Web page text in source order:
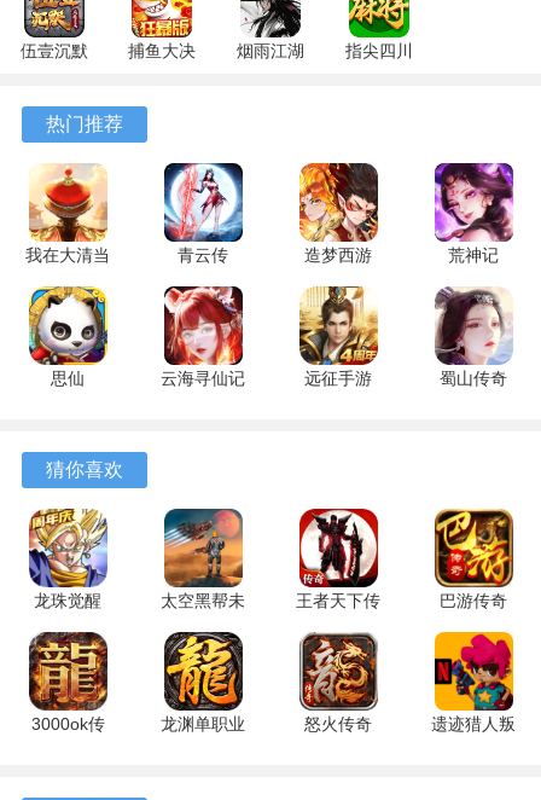
要随时升级鹿水平
有趣，Boss繁多，每一个建筑或生物都能感觉出策划的用心
游戏优势
1、通过你的力量来引导球体的方向改变，能够让球沿着你的
方向来移动
2、很多的随机的敌人等你来挑战，随着时间的进度慢慢提升
数量
3、画面采用3D画质，算不上多精细，穿模也不可避免，但
游戏评测
1、闯关玩法，供你探究宽广的世界;长颈鹿经过的每个画面
都是十分搞笑的
2、题材很新颖，玩了就容易上头，下着玩下一盘，毕竟地图
很大城市那么多设备等着我去探索
3、游戏更有规则有挑战性，因为会有不同等级的对手追捕
你，击败对手的难度系数不小，也是一款很考验玩家技术的
伍壹沉默
安卓版
捕鱼大决
122.7.291
烟雨江湖
指尖四川
热门推荐
我在大清当
皇帝
10.8.0.0 官
方版
青云传
17.8.0 安卓
版
造梦西游
OL 16.6.2
安卓版
荒神记
1.0.2 官方
版
思仙
云海寻仙记
远征手游
蜀山传奇
猜你喜欢
龙珠觉醒
4.4.0 安卓
版
太空黑帮未
来之战 1.4
安卓版
王者天下传
奇 安卓版
巴游传奇
安卓版
3000ok传
龙渊单职业
怒火传奇
遗迹猎人叛